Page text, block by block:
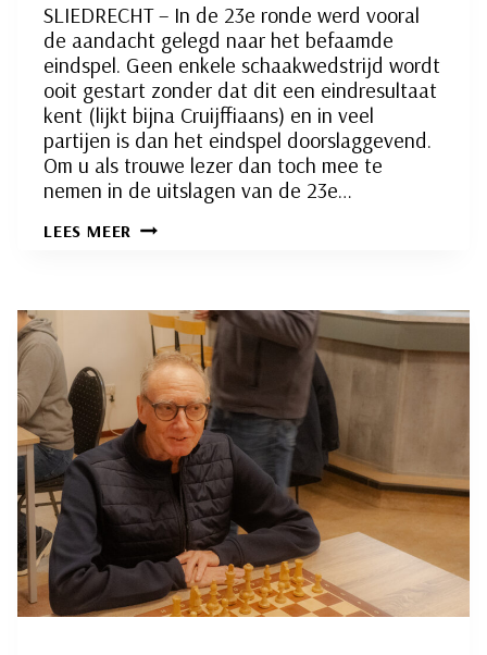
SLIEDRECHT – In de 23e ronde werd vooral
de aandacht gelegd naar het befaamde
eindspel. Geen enkele schaakwedstrijd wordt
ooit gestart zonder dat dit een eindresultaat
kent (lijkt bijna Cruijffiaans) en in veel
partijen is dan het eindspel doorslaggevend.
Om u als trouwe lezer dan toch mee te
nemen in de uitslagen van de 23e…
LEES MEER INTERNE
THEORIE